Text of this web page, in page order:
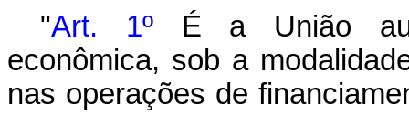
"Art. 1º É a União
econômica, sob a
nas operações de